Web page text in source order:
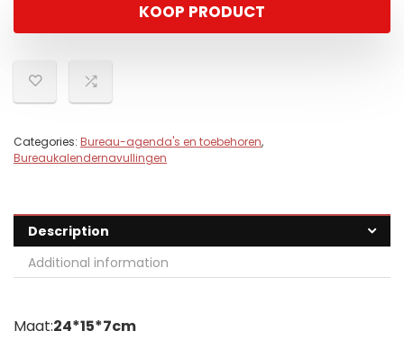
KOOP PRODUCT
Categories: Bureau-agenda's en toebehoren,
Bureaukalendernavullingen
Description
Additional information
Maat:24*15*7cm